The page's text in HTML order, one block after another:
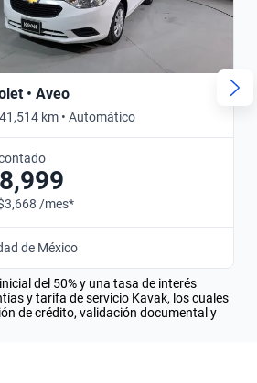
• Aveo
km • Automático
/mes*
de México
del 50% y una tasa de interés
y tarifa de servicio Kavak, los cuales
de crédito, validación documental y